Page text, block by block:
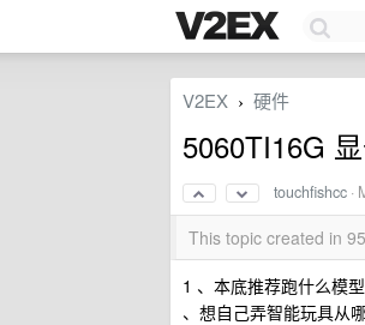
V2EX › 硬件
5060TI16G
touchfishcc ·
This topic created in
1 、本底推荐跑什么模
、想自己弄智能玩具从